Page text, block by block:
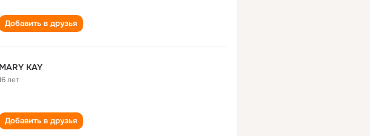
Добавить в друзья
MARY KAY
лет
Добавить в друзья